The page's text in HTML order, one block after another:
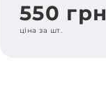
550 грн
ціна за шт.